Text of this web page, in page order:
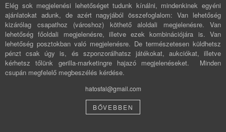
Elég sok megjelenési lehetőséget tudunk kínálni, mindenkinek egyéni
ajánlatokat adunk, de azért nagyjából összefoglalom: Van lehetőség
kizárólag csapathoz (városhoz) köthető aloldali megjelenésre. Van
lehetőség főoldali megjelenésre, illetve ezek kombinációjára is. Van
lehetőség posztokban való megjelenésre. De természetesen küldhetsz
pénzt csak úgy is, és szponzorálhatsz játékokat, aukciókat, illetve
kérhetsz tőlünk gerilla-marketingre hajazó megjelenéseket. Minden
csupán megfelelő megbeszélés kérdése.
hatosfal@gmail.com
BŐVEBBEN